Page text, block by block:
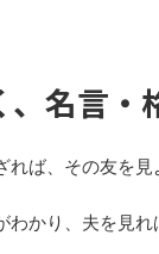
、名言・
れば、その友
わかり、夫を見れ